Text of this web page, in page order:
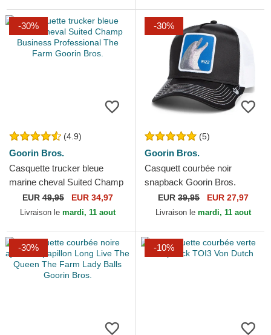
-30%
(4.9)
Goorin Bros.
Casquette trucker bleue
marine cheval Suited Champ
Business Professional The
Farm Goorin Bros.
EUR49,95 EUR 34,97
Livraison le mardi, 11 aout
-30%
(5)
Goorin Bros.
Casquett courbée noir
snapback Goorin Bros.
Dolphin Rizz Rizzky Bizznizz
Great Escape The Farm...
EUR 39,95 EUR 27,97
Livraison le mardi, 11 aout
-30% -10%